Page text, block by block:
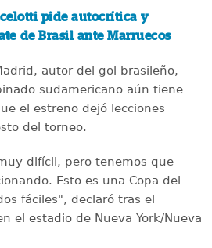
pide autocrítica y
de Brasil ante Marruecos
autor del gol brasileño,
sudamericano aún tiene
el estreno dejó lecciones
del torneo.
difícil, pero tenemos que
Esto es una Copa del
fáciles", declaró tras el
el estadio de Nueva York/Nueva